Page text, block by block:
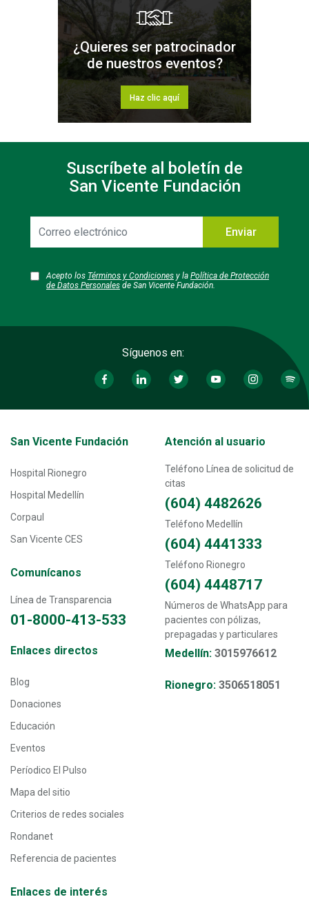
¿Quieres ser patrocinador
de nuestros eventos?
Haz clic aquí
Suscríbete al boletín de
San Vicente Fundación
electrónico
Acepto los Términos y Condiciones y la Política de Protección
de Datos Personales de San Vicente Fundación.
Enviar
Síguenos en:
Transversal - Menú San Vicente fundación footer
San Vicente Fundación
Hospital Rionegro
Hospital Medellín
Corpaul
San Vicente CES
Comunícanos
Línea de Transparencia
01-8000-413-533
Atención al usuario
Teléfono Línea de solicitud de
citas
(604) 4482626
Teléfono Medellín
(604) 4441333
Teléfono Rionegro
(604) 4448717
Números de WhatsApp para
pacientes con pólizas,
prepagadas y particulares
Medellín: 3015976612
Rionegro: 3506518051
Transversal - Menú enlaces directos footer
Enlaces directos
Blog
Donaciones
Educación
Eventos
Períodico El Pulso
Mapa del sitio
Criterios de redes sociales
Rondanet
Referencia de pacientes
Enlaces de interés